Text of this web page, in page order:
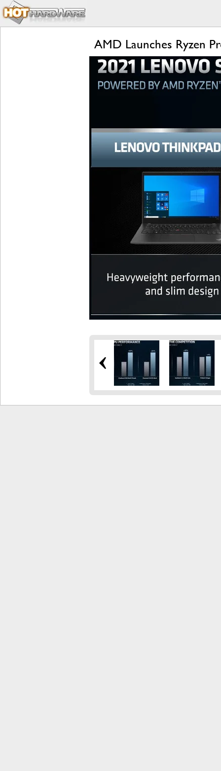
AMD Launches Ryzen